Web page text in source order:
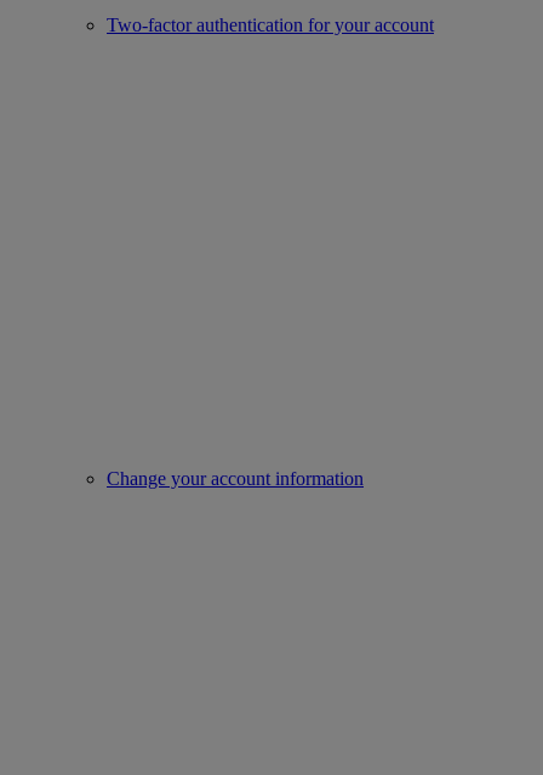
Two-factor authentication for your account
Change your account information